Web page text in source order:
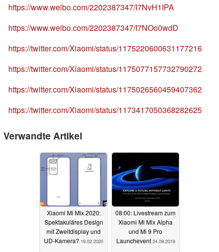
https://www.weibo.com/2202387347/I7NvH1IPA
https://www.weibo.com/2202387347/I7NOo0wdD
https://twitter.com/Xiaomi/status/1175220600631177216
https://twitter.com/Xiaomi/status/1175077157732790272
https://twitter.com/Xiaomi/status/1175026560459407362
https://twitter.com/Xiaomi/status/1173417050368282625
Verwandte Artikel
Xiaomi Mi Mix 2020:
Spektakuläres Design
mit Zweitdisplay und
UD-Kamera? 19.02.2020
08:00: Livestream zum
Xiaomi Mi Mix Alpha
und Mi 9 Pro
Launchevent 24.09.2019